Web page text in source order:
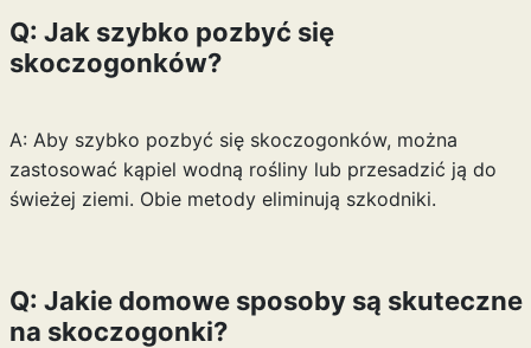
Q: Jak szybko pozbyć się
skoczogonków?
A: Aby szybko pozbyć się skoczogonków, można
zastosować kąpiel wodną rośliny lub przesadzić ją do
świeżej ziemi. Obie metody eliminują szkodniki.
Q: Jakie domowe sposoby są skuteczne
na skoczogonki?